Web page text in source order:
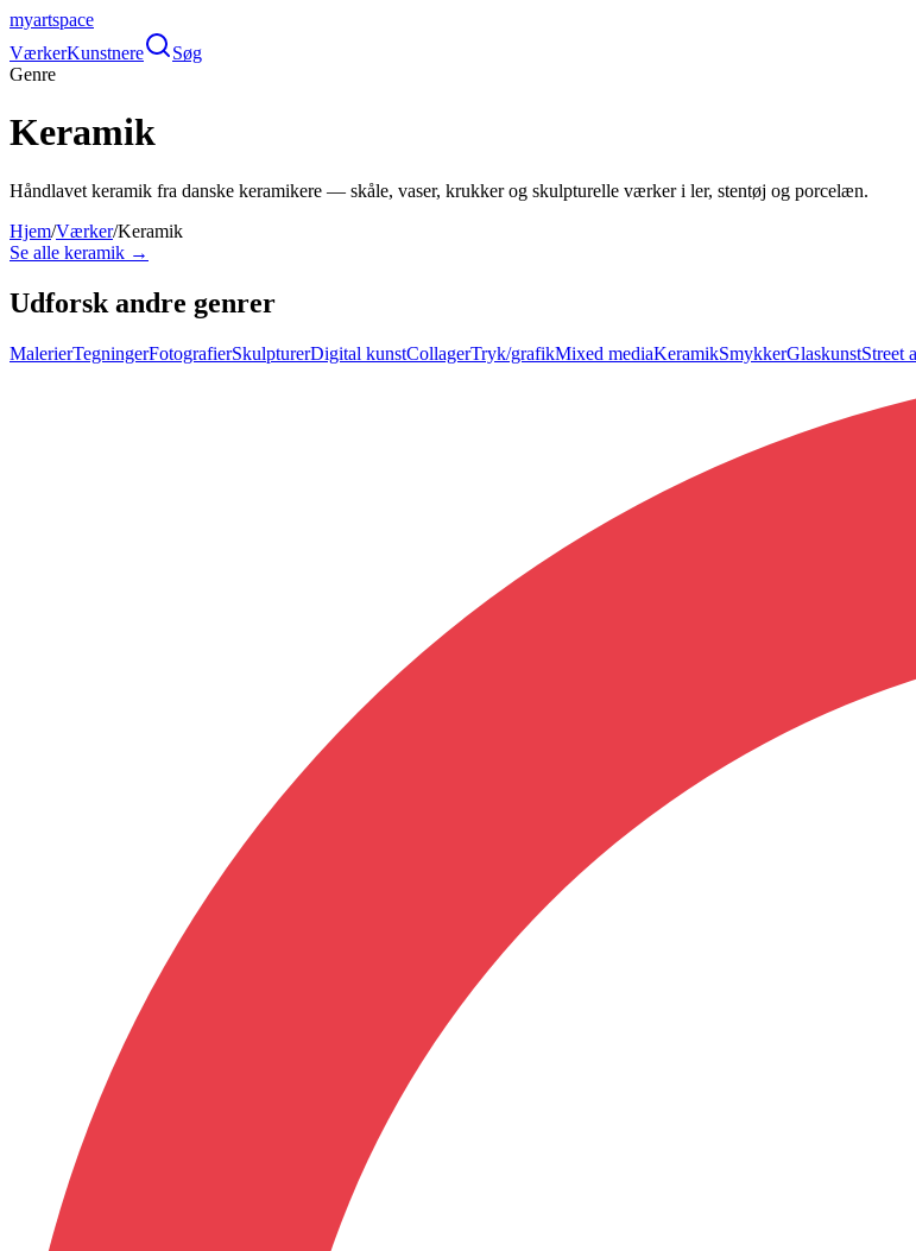
myartspace
VærkerKunstnere
Søg
Genre
Keramik
Håndlavet keramik fra danske keramikere — skåle, vaser, krukker og skulpturelle værker i ler, stentøj og porcelæn.
Hjem/Værker/Keramik
Se alle keramik →
Udforsk andre genrer
MalerierTegningerFotografierSkulpturerDigital kunstCollagerTryk/grafikMixed mediaKeramikSmykkerGlaskunstStreet